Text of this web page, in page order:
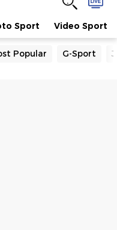
Sport Video Sport
Popular G-Sport